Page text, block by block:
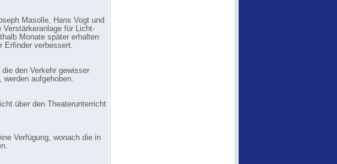
Masolle, Hans Vogt und
Verstärkeranlage für Licht-
Monate später erhalten
Erfinder verbessert.
den Verkehr gewisser
aufgehoben.
über den Theaterunterricht
Verfügung, wonach die in